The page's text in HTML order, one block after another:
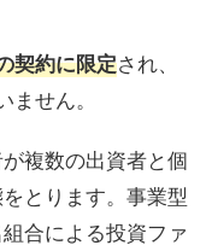
契約に限定され、
せん。
複数の出資者と個
とります。事業型
合による投資ファ